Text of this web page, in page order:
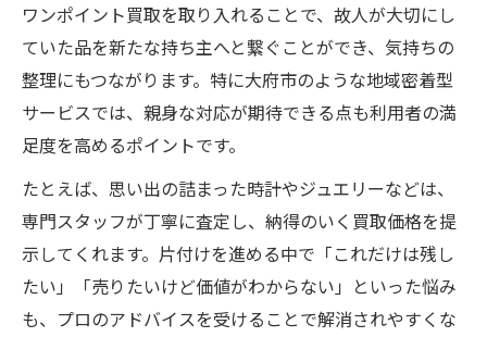
ワンポイント買取を取り入れることで、故人が大切にし
ていた品を新たな持ち主へと繋ぐことができ、気持ちの
整理にもつながります。特に大府市のような地域密着型
サービスでは、親身な対応が期待できる点も利用者の満
足度を高めるポイントです。
たとえば、思い出の詰まった時計やジュエリーなどは、
専門スタッフが丁寧に査定し、納得のいく買取価格を提
示してくれます。片付けを進める中で「これだけは残し
たい」「売りたいけど価値がわからない」といった悩み
も、プロのアドバイスを受けることで解消されやすくな